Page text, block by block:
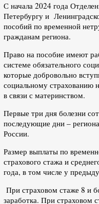
С начала 2024 года
Петербургу и
пособий по временной
гражданам региона.
Право на пособие имеют
системе обязательного
которые добровольно
социальному страхованию
в связи с материнством.
Первые три дня болезни
последующие дни –
России.
Размер выплаты по
страхового стажа и
года, в том числе у
При страховом стаже 8 и
заработка. При страховом